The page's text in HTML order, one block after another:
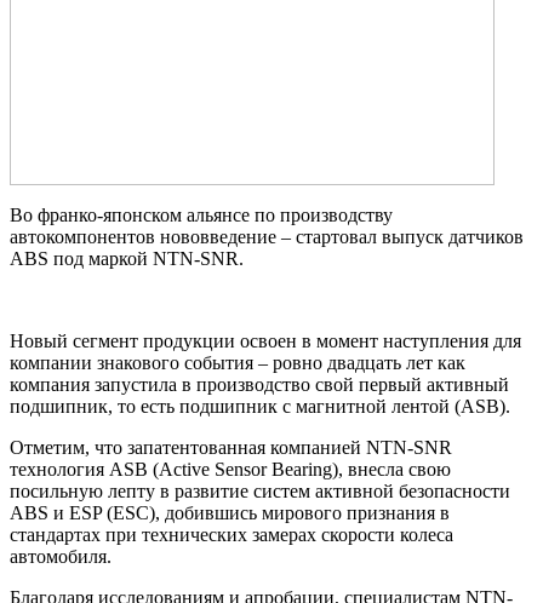
Во франко-японском альянсе по производству
автокомпонентов нововведение – стартовал выпуск датчиков
ABS под маркой NTN-SNR.
Новый сегмент продукции освоен в момент наступления для
компании знакового события – ровно двадцать лет как
компания запустила в производство свой первый активный
подшипник, то есть подшипник с магнитной лентой (ASB).
Отметим, что запатентованная компанией NTN-SNR
технология ASB (Active Sensor Bearing), внесла свою
посильную лепту в развитие систем активной безопасности
ABS и ESP (ESC), добившись мирового признания в
стандартах при технических замерах скорости колеса
автомобиля.
Благодаря исследованиям и апробации, специалистам NTN-